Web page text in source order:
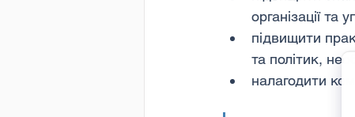
організації та
підвищити
та політик,
налагодити